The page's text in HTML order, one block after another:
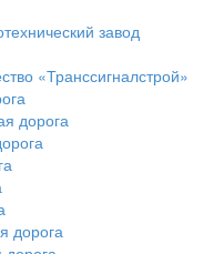
завод
«Транссигналстрой»
дорога
дорога